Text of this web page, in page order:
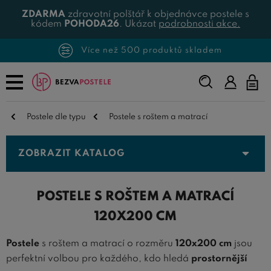
ZDARMA zdravotní polštář k objednávce postele s
kódem POHODA26. Ukázat podrobnosti akce.
Více než 500 produktů skladem
Napište,
co
Postele dle typu Postele s roštem a matrací
ZOBRAZIT KATALOG
POSTELE S ROŠTEM A MATRACÍ
120X200 CM
Postele s roštem a matrací o rozměru 120x200 cm jsou
perfektní volbou pro každého, kdo hledá prostornější